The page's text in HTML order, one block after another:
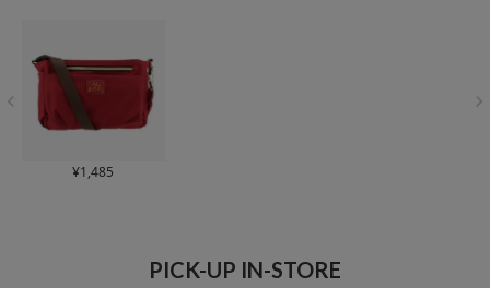
¥1,485
PICK-UP IN-STORE